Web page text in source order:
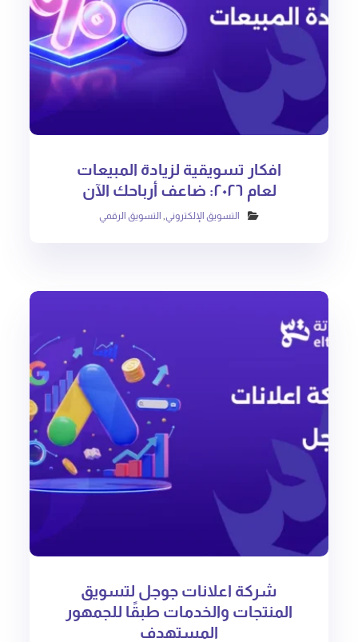
افكار تسويقية لزيادة المبيعات
لعام ٢٠٢٦: ضاعف أرباحك الآن
التسويق الإلكتروني, التسويق الرقمي
شركة اعلانات جوجل لتسويق
المنتجات والخدمات طبقًا للجمهور
المستهدف